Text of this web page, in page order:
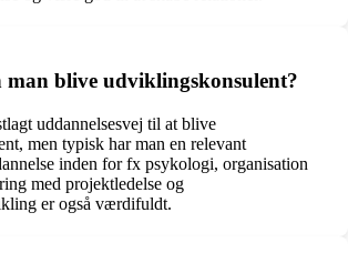
blive udviklingskonsulent?
uddannelsesvej til at blive
men typisk har man en relevant
inden for fx psykologi, organisation
med projektledelse og
er også værdifuldt.